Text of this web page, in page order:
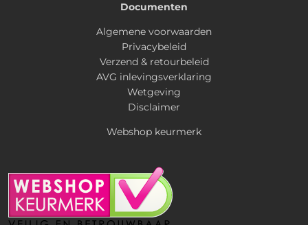
Documenten
Algemene voorwaarden
Privacybeleid
Verzend & retourbeleid
AVG inlevingsverklaring
Wetgeving
Disclaimer
Webshop keurmerk